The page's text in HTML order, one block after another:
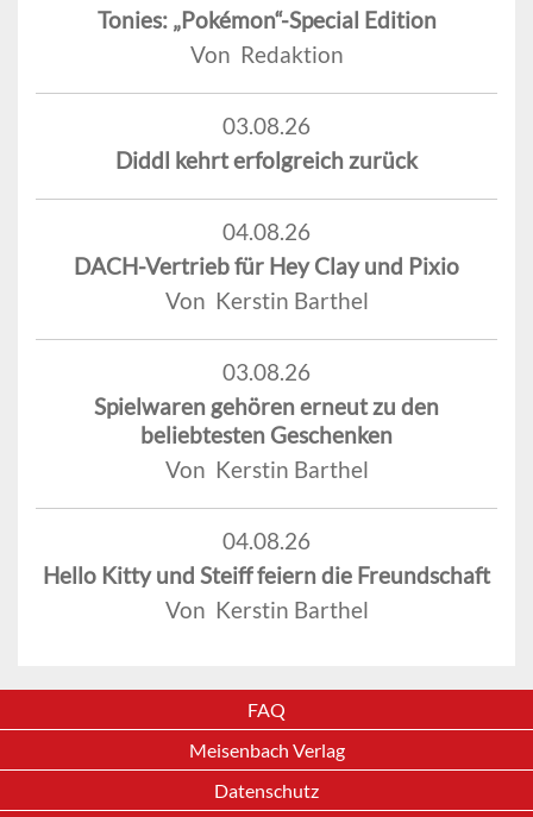
Tonies: „Pokémon“-Special Edition
Von Redaktion
03.08.26
Diddl kehrt erfolgreich zurück
04.08.26
DACH-Vertrieb für Hey Clay und Pixio
Von Kerstin Barthel
03.08.26
Spielwaren gehören erneut zu den
beliebtesten Geschenken
Von Kerstin Barthel
04.08.26
Hello Kitty und Steiff feiern die Freundschaft
Von Kerstin Barthel
FAQ
Meisenbach Verlag
Datenschutz